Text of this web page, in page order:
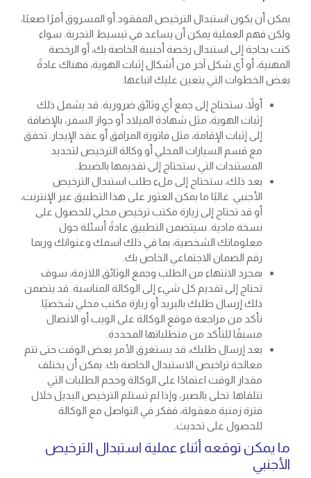
يمكن أن يكون استبدال الترخيص المفقود أو المسروق أمرًا صعبًا،
ولكن فهم العملية يمكن أن يساعد في تبسيط التجربة. سواء
كنت بحاجة إلى استبدال رخصة أجنبية الخاصة بك، أو الرخصة
المهنية، أو أي شكل آخر من أشكال إثبات الهوية، فهناك عادةً
بعض الخطوات التي يتعين عليك اتباعها.
أولاً، ستحتاج إلى جمع أي وثائق ضرورية. قد يشمل ذلك
إثبات الهوية، مثل شهادة الميلاد أو جواز السفر، بالإضافة
إلى إثبات الإقامة، مثل فاتورة المرافق أو عقد الإيجار. تحقق
مع قسم السيارات المحلي أو وكالة الترخيص لتحديد
المستندات التي ستحتاج إلى تقديمها بالضبط.
بعد ذلك، ستحتاج إلى ملء طلب استبدال الترخيص
الأجنبي. غالبًا ما يمكن العثور على هذا التطبيق عبر الإنترنت،
أو قد تحتاج إلى زيارة مكتب ترخيص محلي للحصول على
نسخة مادية. سيتضمن التطبيق عادةً أسئلة حول
معلوماتك الشخصية، بما في ذلك اسمك وعنوانك وربما
رقم الضمان الاجتماعي الخاص بك.
بمجرد الانتهاء من الطلب وجمع الوثائق اللازمة، سوف
تحتاج إلى تقديم كل شيء إلى الوكالة المناسبة. قد يتضمن
ذلك إرسال طلبك بالبريد أو زيارة مكتب محلي شخصيًا.
تأكد من مراجعة موقع الوكالة على الويب أو الاتصال
مسبقًا للتأكد من متطلباتها المحددة.
بعد إرسال طلبك، قد يستغرق الأمر بعض الوقت حتى تتم
معالجة تراخيص الاستبدال الخاصة بك. يمكن أن يختلف
مقدار الوقت اعتمادًا على الوكالة وحجم الطلبات التي
تتلقاها. تحلى بالصبر، وإذا لم تستلم الترخيص البديل خلال
فترة زمنية معقولة، ففكر في التواصل مع الوكالة
للحصول على تحديث.
ما يمكن توقعه أثناء عملية استبدال الترخيص
الأجنبي